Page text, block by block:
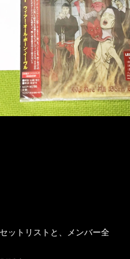
ットリストと、メンバー全